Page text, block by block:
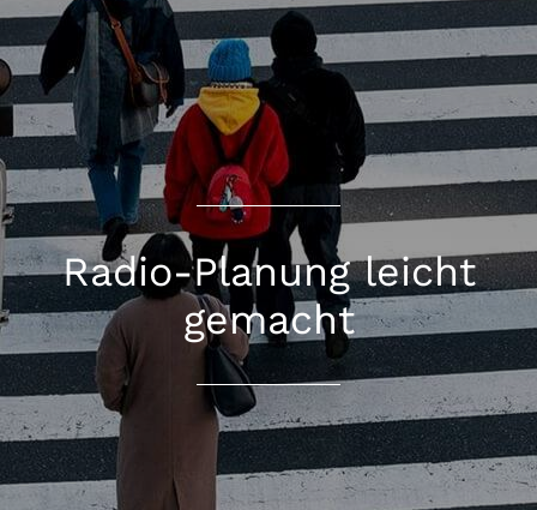
Radio-Planung leicht
gemacht